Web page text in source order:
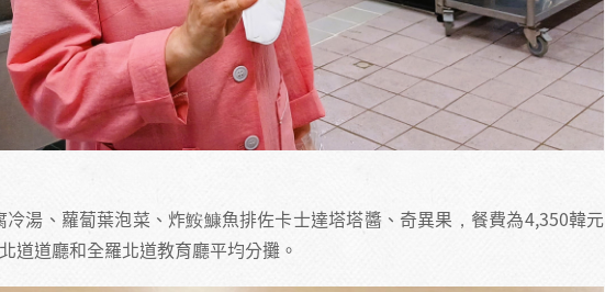
湯、蘿蔔葉泡菜、炸鮟鱇魚排佐卡士達塔塔醬、奇異果，餐費為4,350韓元
道道廳和全羅北道教育廳平均分攤。